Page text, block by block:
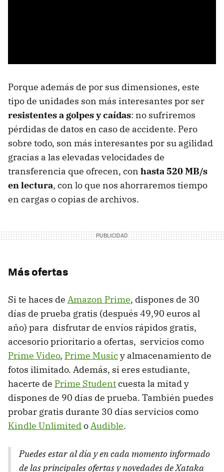
Porque además de por sus dimensiones, este
tipo de unidades son más interesantes por ser
resistentes a golpes y caídas: no sufriremos
pérdidas de datos en caso de accidente. Pero
sobre todo, son más interesantes por su agilidad
gracias a las elevadas velocidades de
transferencia que ofrecen, con hasta 520 MB/s
en lectura, con lo que nos ahorraremos tiempo
en cargas o copias de archivos.
Más ofertas
Si te haces de Amazon Prime, dispones de 30
días de prueba gratis (después 49,90 euros al
año) para disfrutar de envíos rápidos gratis,
accesorio prioritario a ofertas, servicios como
Prime Video, Prime Musicy almacenamiento de
fotos ilimitado. Además, si eres estudiante,
hacerte de Prime Studentcuesta la mitad y
dispones de 90 días de prueba. También puedes
probar gratis durante 30 días servicios como
Kindle UnlimitedoAudible.
Puedes estar al día y en cada momento informado
de las principales ofertas y novedades de Xataka